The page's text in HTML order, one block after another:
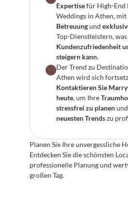
Expertise für High-End
Weddings in Athen, mit
Betreuung und
Kundenzufriedenheit
steigern kann.
Der Trend zu
Kontaktieren Sie
heute, um Ihre
stressfrei zu planen
neuesten Trends zu
Planen Sie Ihre unvergessliche
Entdecken Sie die schönsten
professionelle Planung und
großen Tag.